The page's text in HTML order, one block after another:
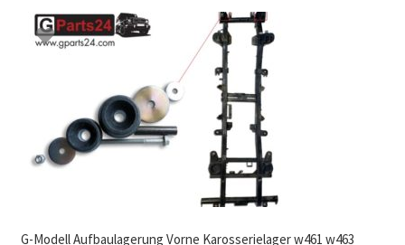
G-Modell Aufbaulagerung Vorne Karosserielager w461 w463